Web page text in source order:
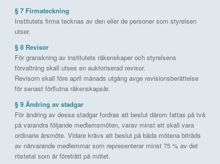
§ 7 Firmateckning
Institutets firma tecknas av den eller de personer som styrelsen
utser.
§ 8 Revisor
För granskning av institutets räkenskaper och styrelsens
förvaltning skall utses en auktoriserad revisor.
Revisorn skall före april månads utgång avge revisionsberättelse
för senast förflutna räkenskapsår.
§ 9 Ändring av stadgar
För ändring av dessa stadgar fordras att beslut därom fattas på två
på varandra följande medlemsmöten, varav minst ett skall vara
ordinarie årsmöte. Vidare krävs att beslut på båda mötena biträds
av närvarande medlemmar som representerar minst 75 % av det
röstetal som är företrätt på mötet.